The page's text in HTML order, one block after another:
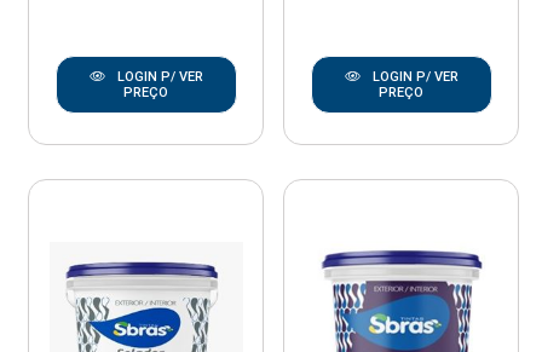
LOGIN P/ VER
PREÇO
LOGIN P/ VER
PREÇO